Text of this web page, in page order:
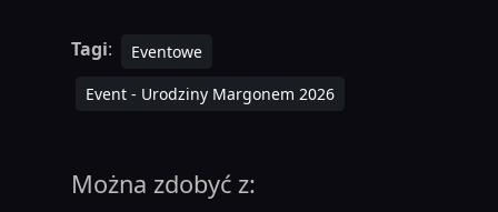
Tagi:
Eventowe
Event - Urodziny Margonem 2026
Można zdobyć z: